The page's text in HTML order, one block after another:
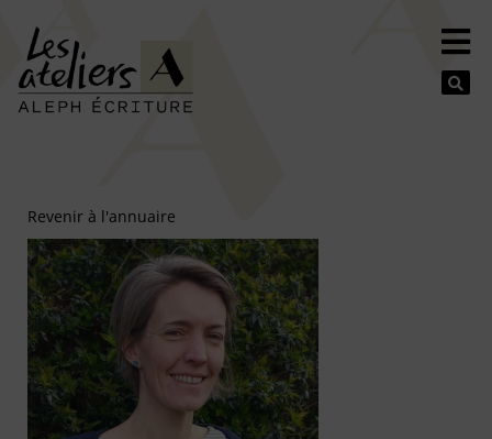
Revenir à l'annuaire